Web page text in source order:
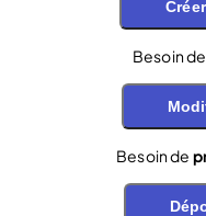
Besoin
Besoin de